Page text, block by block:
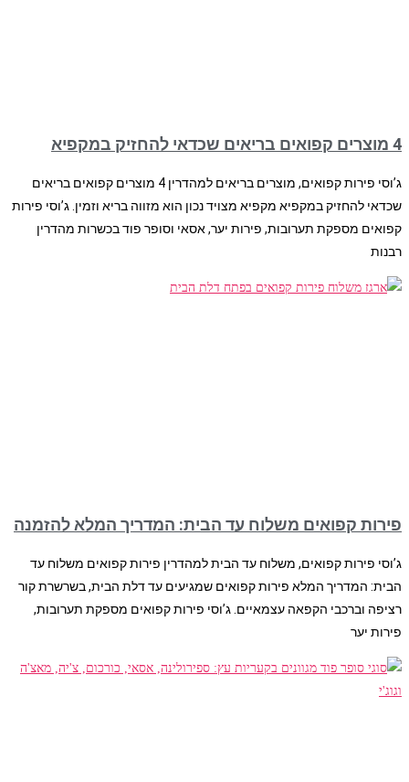
4 מוצרים קפואים בריאים שכדאי להחזיק במקפיא
ג’וסי פירות קפואים, מוצרים בריאים למהדרין 4 מוצרים קפואים בריאים
שכדאי להחזיק במקפיא מקפיא מצויד נכון הוא מזווה בריא וזמין. ג’וסי פירות
קפואים מספקת תערובות, פירות יער, אסאי וסופר פוד בכשרות מהדרין
רבנות
פירות קפואים משלוח עד הבית: המדריך המלא להזמנה
ג’וסי פירות קפואים, משלוח עד הבית למהדרין פירות קפואים משלוח עד
הבית: המדריך המלא פירות קפואים שמגיעים עד דלת הבית, בשרשרת קור
רציפה וברכבי הקפאה עצמאיים. ג’וסי פירות קפואים מספקת תערובות,
פירות יער